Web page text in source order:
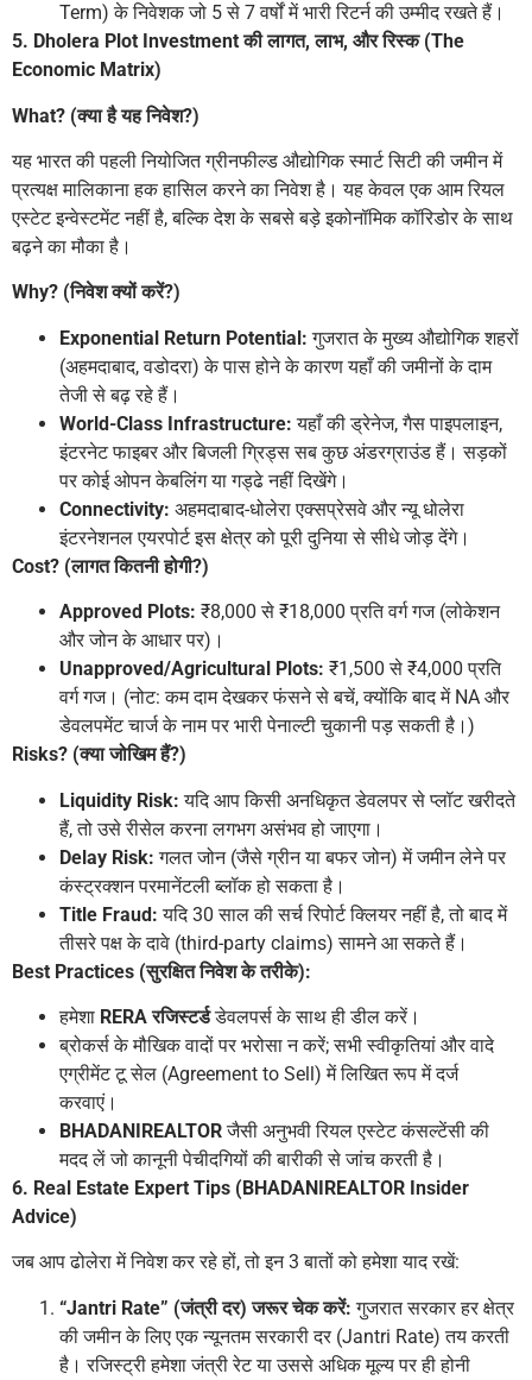
Term) के निवेशक जो 5 से 7 वर्षों में भारी रिटर्न की उम्मीद रखते हैं।
5. Dholera Plot Investment की लागत, लाभ, और रिस्क (The
Economic Matrix)
What? (क्या है यह निवेश?)
यह भारत की पहली नियोजित ग्रीनफील्ड औद्योगिक स्मार्ट सिटी की जमीन में
प्रत्यक्ष मालिकाना हक हासिल करने का निवेश है। यह केवल एक आम रियल
एस्टेट इन्वेस्टमेंट नहीं है, बल्कि देश के सबसे बड़े इकोनॉमिक कॉरिडोर के साथ
बढ़ने का मौका है।
Why? (निवेश क्यों करें?)
Exponential Return Potential: गुजरात के मुख्य औद्योगिक शहरों
(अहमदाबाद, वडोदरा) के पास होने के कारण यहाँ की जमीनों के दाम
तेजी से बढ़ रहे हैं।
World-Class Infrastructure: यहाँ की ड्रेनेज, गैस पाइपलाइन,
इंटरनेट फाइबर और बिजली ग्रिड्स सब कुछ अंडरग्राउंड हैं। सड़कों
पर कोई ओपन केबलिंग या गड्ढे नहीं दिखेंगे।
Connectivity: अहमदाबाद-धोलेरा एक्सप्रेसवे और न्यू धोलेरा
इंटरनेशनल एयरपोर्ट इस क्षेत्र को पूरी दुनिया से सीधे जोड़ देंगे।
Cost? (लागत कितनी होगी?)
Approved Plots: ₹8,000 से ₹18,000 प्रति वर्ग गज (लोकेशन
और जोन के आधार पर)।
Unapproved/Agricultural Plots: ₹1,500 से ₹4,000 प्रति
वर्ग गज। (नोट: कम दाम देखकर फंसने से बचें, क्योंकि बाद में NA और
डेवलपमेंट चार्ज के नाम पर भारी पेनाल्टी चुकानी पड़ सकती है।)
Risks? (क्या जोखिम हैं?)
Liquidity Risk: यदि आप किसी अनधिकृत डेवलपर से प्लॉट खरीदते
हैं, तो उसे रीसेल करना लगभग असंभव हो जाएगा।
Delay Risk: गलत जोन (जैसे ग्रीन या बफर जोन) में जमीन लेने पर
कंस्ट्रक्शन परमानेंटली ब्लॉक हो सकता है।
Title Fraud: यदि 30 साल की सर्च रिपोर्ट क्लियर नहीं है, तो बाद में
तीसरे पक्ष के दावे (third-party claims) सामने आ सकते हैं।
Best Practices (सुरक्षित निवेश के तरीके):
हमेशा RERA रजिस्टर्डडेवलपर्स के साथ ही डील करें।
ब्रोकर्स के मौखिक वादों पर भरोसा न करें; सभी स्वीकृतियां और वादे
एग्रीमेंट टू सेल (Agreement to Sell) में लिखित रूप में दर्ज
करवाएं।
BHADANIREALTORजैसी अनुभवी रियल एस्टेट कंसल्टेंसी की
मदद लें जो कानूनी पेचीदगियों की बारीकी से जांच करती है।
6. Real Estate Expert Tips (BHADANIREALTOR Insider
Advice)
जब आप ढोलेरा में निवेश कर रहे हों, तो इन 3 बातों को हमेशा याद रखें:
“Jantri Rate” (जंत्री दर) जरूर चेक करें: गुजरात सरकार हर क्षेत्र
की जमीन के लिए एक न्यूनतम सरकारी दर (Jantri Rate) तय करती
है। रजिस्ट्री हमेशा जंत्री रेट या उससे अधिक मूल्य पर ही होनी